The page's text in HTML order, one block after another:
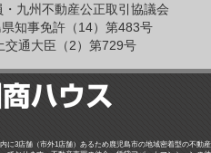
九州不動産公正取引協議会
知事免許（14）第483号
交通大臣（2）第729号
に3店舗（市外1店舗）あるため鹿児島市の地域密着型の不動産